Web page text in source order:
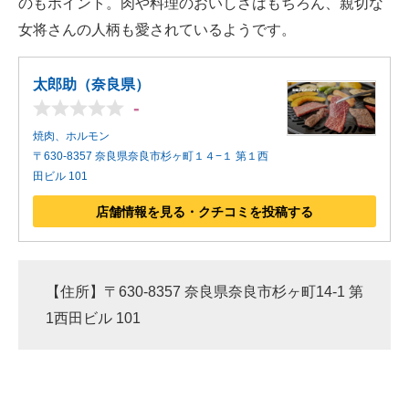
のもポイント。肉や料理のおいしさはもちろん、親切な
女将さんの人柄も愛されているようです。
太郎助（奈良県）
-
焼肉、ホルモン
〒630-8357 奈良県奈良市杉ヶ町１４−１ 第１西
田ビル 101
店舗情報を見る・クチコミを投稿する
【住所】〒630-8357 奈良県奈良市杉ヶ町14-1 第
1西田ビル 101